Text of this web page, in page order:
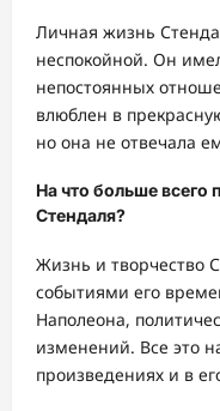
Личная жизнь
неспокойной. Он
непостоянных
влюблен в
но она не отвечала
На что больше всего
Стендаля?
Жизнь и творчество
событиями его
Наполеона,
изменений. Все это
произведениях и в